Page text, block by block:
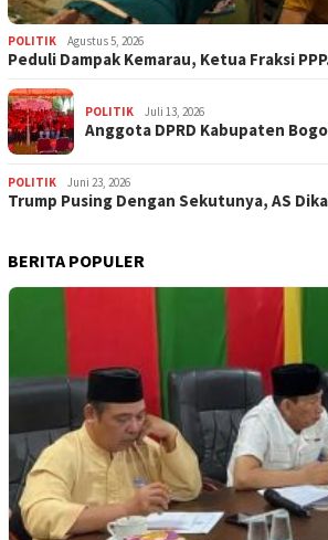
POLITIK Agustus 5, 2026
‎Peduli Dampak Kemarau, Ketua Fraksi
POLITIK Juli 13, 2026
Anggota DPRD Kabupaten
POLITIK Juni 23, 2026
Trump Pusing Dengan Sekutunya, AS
BERITA POPULER